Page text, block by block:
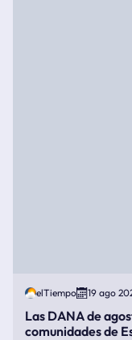
elTiempo 19 ago
Las DANA de
comunidades de